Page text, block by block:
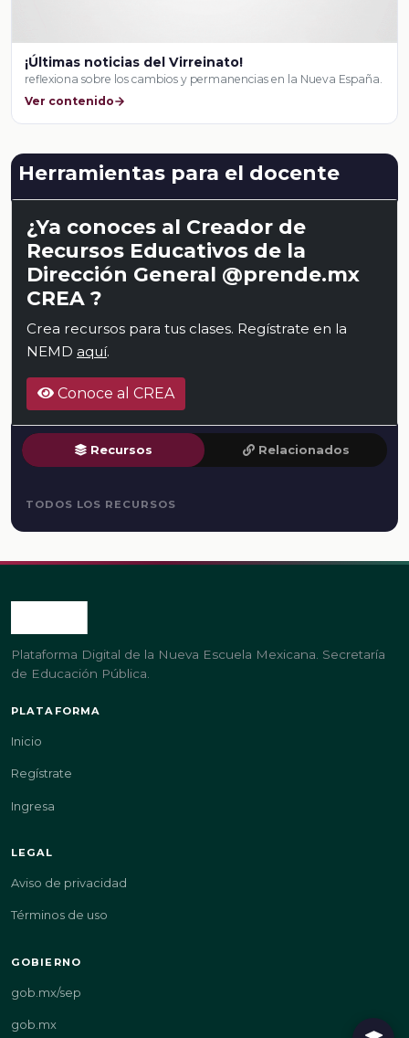
¡Últimas noticias del Virreinato!
reflexiona sobre los cambios y permanencias en la Nueva España.
Ver contenido
Herramientas para el docente
¿Ya conoces al Creador de
Recursos Educativos de la
Dirección General @prende.mx
CREA ?
Crea recursos para tus clases. Regístrate en la
NEMD aquí.
Conoce al CREA
Recursos Relacionados
TODOS LOS RECURSOS
Plataforma Digital de la Nueva Escuela Mexicana. Secretaría
de Educación Pública.
PLATAFORMA
Inicio
Regístrate
Ingresa
LEGAL
Aviso de privacidad
Términos de uso
GOBIERNO
gob.mx/sep
gob.mx